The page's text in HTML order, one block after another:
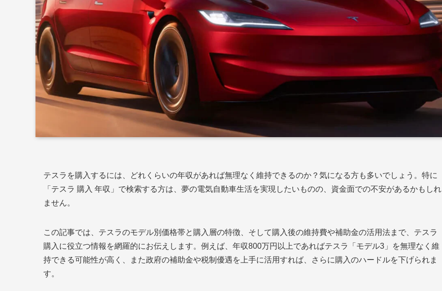
テスラを購入するには、どれくらいの年収があれば無理なく維持できるのか？気になる方も多いでしょう。特に
「テスラ 購入 年収」で検索する方は、夢の電気自動車生活を実現したいものの、資金面での不安があるかもしれ
ません。
この記事では、テスラのモデル別価格帯と購入層の特徴、そして購入後の維持費や補助金の活用法まで、テスラ
購入に役立つ情報を網羅的にお伝えします。例えば、年収800万円以上であればテスラ「モデル3」を無理なく維
持できる可能性が高く、また政府の補助金や税制優遇を上手に活用すれば、さらに購入のハードルを下げられま
す。